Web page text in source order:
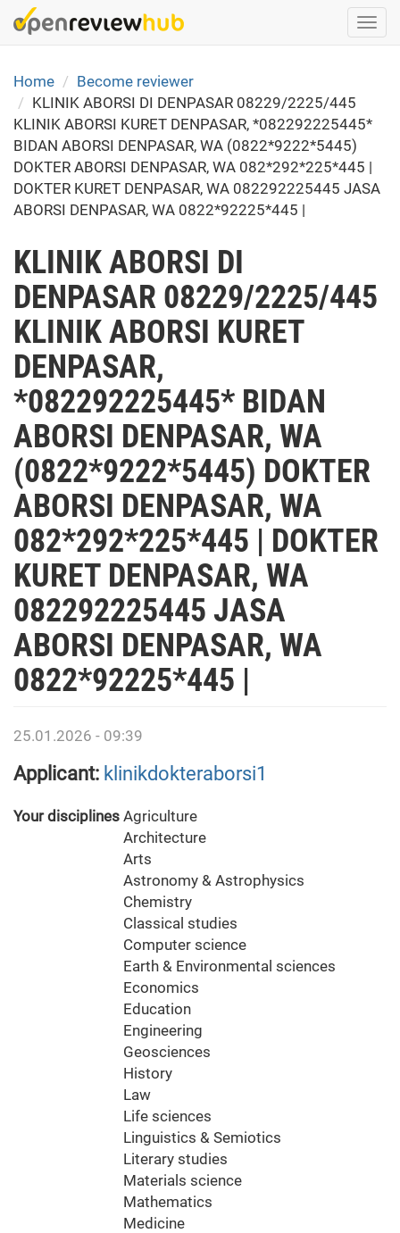
Skip
to
content
Home
Become reviewer
KLINIK ABORSI DI DENPASAR 08229/2225/445
KLINIK ABORSI KURET DENPASAR, *082292225445*
BIDAN ABORSI DENPASAR, WA (0822*9222*5445)
DOKTER ABORSI DENPASAR, WA 082*292*225*445 |
DOKTER KURET DENPASAR, WA 082292225445 JASA
ABORSI DENPASAR, WA 0822*92225*445 |
KLINIK ABORSI DI
DENPASAR 08229/2225/445
KLINIK ABORSI KURET
DENPASAR,
*082292225445* BIDAN
ABORSI DENPASAR, WA
(0822*9222*5445) DOKTER
ABORSI DENPASAR, WA
082*292*225*445 | DOKTER
KURET DENPASAR, WA
082292225445 JASA
ABORSI DENPASAR, WA
0822*92225*445 |
25.01.2026 - 09:39
Applicant: klinikdokteraborsi1
Your disciplines Agriculture
Architecture
Arts
Astronomy & Astrophysics
Chemistry
Classical studies
Computer science
Earth & Environmental sciences
Economics
Education
Engineering
Geosciences
History
Law
Life sciences
Linguistics & Semiotics
Literary studies
Materials science
Mathematics
Medicine